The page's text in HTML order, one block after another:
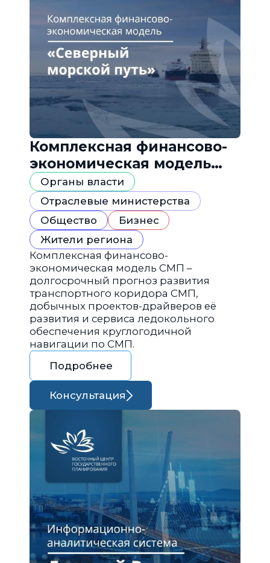
Комплексная финансово-
экономическая модель
«Северный морской путь»
Органы власти
Отраслевые министерства
Общество
Бизнес
Жители региона
Комплексная финансово-
экономическая модель СМП –
долгосрочный прогноз развития
транспортного коридора СМП,
добычных проектов-драйверов её
развития и сервиса ледокольного
обеспечения круглогодичной
навигации по СМП.
Подробнее
Консультация